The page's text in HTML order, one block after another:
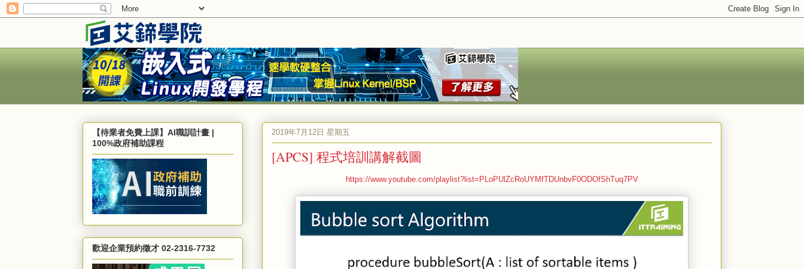
2019年7月12日 星期五
[APCS] 程式培訓講解截圖
https://www.youtube.com/playlist?list=PLoPUlZcRoUYMfTDUnbvF0ODOfShTuq7PV
【待業者免費上課】AI職訓計畫 |
100%政府補助課程
歡迎企業預約徵才 02-2316-7732